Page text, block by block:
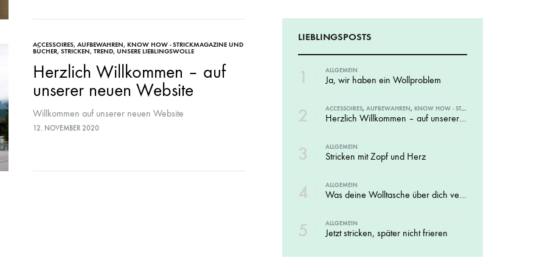
SANDNES GARN SOCKENWOLLE
ZUBEHÖR
WOLLE
ACCESSOIRES, AUFBEWAHREN, KNOW HOW - STRICKMAGAZINE UND
BÜCHER, STRICKEN, TREND, UNSERE LIEBLINGSWOLLE
Herzlich Willkommen – auf
unserer neuen Website
Willkommen auf unserer neuen Website
12. NOVEMBER 2020
LIEBLINGSPOSTS
1 ALLGEMEIN
Ja, wir haben ein Wollproblem
2 ACCESSOIRES, AUFBEWAHREN, KNOW HOW - STRICKMAGAZINE UND BÜCHER
Herzlich Willkommen – auf unserer neuen Website
3 ALLGEMEIN
Stricken mit Zopf und Herz
4 ALLGEMEIN
Was deine Wolltasche über dich verrät
5 ALLGEMEIN
Jetzt stricken, später nicht frieren